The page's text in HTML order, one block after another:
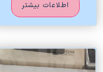
اطلاعات بیشتر